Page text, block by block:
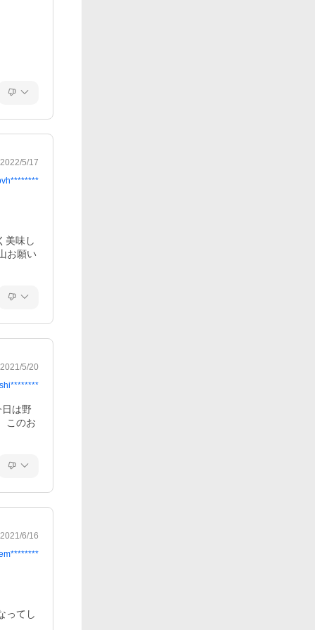
2022/5/17
美味し
お願い
2021/5/20
shi********
は野
このお
2021/6/16
ってし